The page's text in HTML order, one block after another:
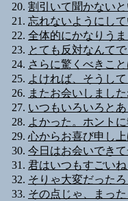
割引いて聞かないと
忘れないようにし
全体的にかなりうま
とても反対なんてで
さらに驚くべきこ
よければ、そうし
またお会いしました
いつもいろいろとあ
よかった。ホントに
心からお喜び申し上
今日はお会いできて
君はいつもすごいね
そりゃ大変だったろ
その点じゃ、まった